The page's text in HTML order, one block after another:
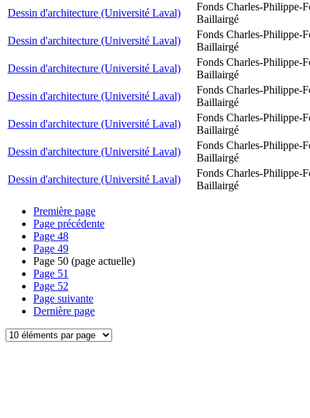
Dessin d'architecture (Université Laval)
Fonds Charles-Philippe-
Baillairgé
Dessin d'architecture (Université Laval)
Fonds Charles-Philippe-
Baillairgé
Dessin d'architecture (Université Laval)
Fonds Charles-Philippe-
Baillairgé
Dessin d'architecture (Université Laval)
Fonds Charles-Philippe-
Baillairgé
Dessin d'architecture (Université Laval)
Fonds Charles-Philippe-
Baillairgé
Dessin d'architecture (Université Laval)
Fonds Charles-Philippe-
Baillairgé
Dessin d'architecture (Université Laval)
Fonds Charles-Philippe-
Baillairgé
Première page
Page précédente
Page 48
Page 49
Page 50 (page actuelle)
Page 51
Page 52
Page suivante
Dernière page